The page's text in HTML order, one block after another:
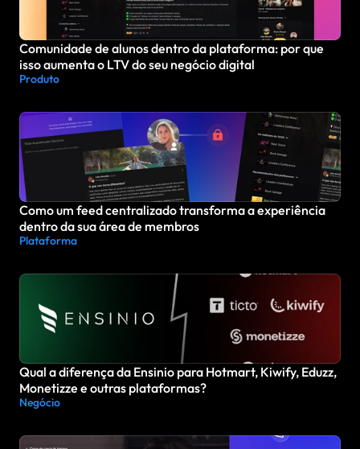
Comunidade de alunos dentro da plataforma: por que
isso aumenta o LTV do seu negócio digital
Produto
Como um feed centralizado transforma a experiência
dentro da sua área de membros
Plataforma
Qual a diferença da Ensinio para Hotmart, Kiwify, Eduzz,
Monetizze e outras plataformas?
Negócio